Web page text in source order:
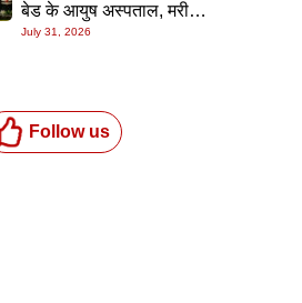
बेड के आयुष अस्पताल, मरीजों
को मुफ्त मिलेगी इलाज और
July 31, 2026
Follow us